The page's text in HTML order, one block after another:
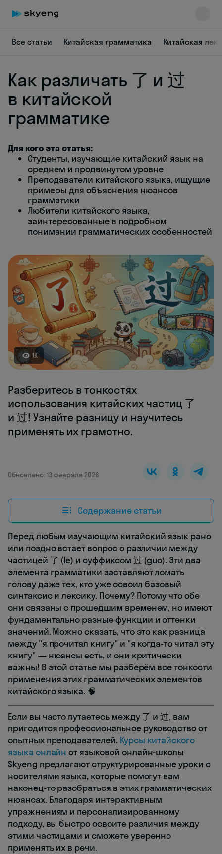
Все статьи Китайская грамматика Китайская
Как различать 了 и 过
в китайской
грамматике
Для кого эта статья:
Студенты, изучающие китайский язык на
среднем и продвинутом уровне
Преподаватели китайского языка, ищущие
примеры для объяснения нюансов
грамматики
Любители китайского языка,
заинтересованные в подробном
понимании грамматических особенностей
1K
Разберитесь в тонкостях
использования китайских частиц 了
и 过! Узнайте разницу и научитесь
применять их грамотно.
Обновлено: 13 февраля 2026
Содержание статьи
Перед любым изучающим китайский язык рано
или поздно встает вопрос о различии между
частицей 了 (le) и суффиксом 过 (guo). Эти два
элемента грамматики заставляют ломать
голову даже тех, кто уже освоил базовый
синтаксис и лексику. Почему? Потому что обе
они связаны с прошедшим временем, но имеют
фундаментально разные функции и оттенки
значений. Можно сказать, что это как разница
между "я прочитал книгу" и "я когда-то читал эту
книгу" — нюансы есть, и они критически
важны! В этой статье мы разберём все тонкости
применения этих грамматических элементов
китайского языка. 🧠
Если вы часто путаетесь между 了 и 过, вам
пригодится профессиональное руководство от
опытных преподавателей. Курсы китайского
языка онлайн от языковой онлайн-школы
Skyeng предлагают структурированные уроки с
носителями языка, которые помогут вам
наконец-то разобраться в этих грамматических
нюансах. Благодаря интерактивным
упражнениям и персонализированному
подходу, вы быстро освоите различия между
этими частицами и сможете уверенно
применять их в речи.